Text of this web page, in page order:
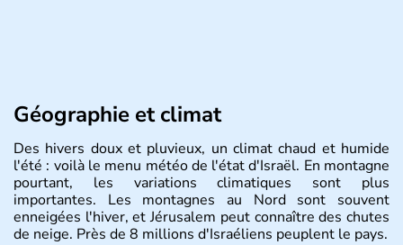
Géographie et climat
Des hivers doux et pluvieux, un climat chaud et humide
l'été : voilà le menu météo de l'état d'Israël. En montagne
pourtant, les variations climatiques sont plus
importantes. Les montagnes au Nord sont souvent
enneigées l'hiver, et Jérusalem peut connaître des chutes
de neige. Près de 8 millions d'Israéliens peuplent le pays.